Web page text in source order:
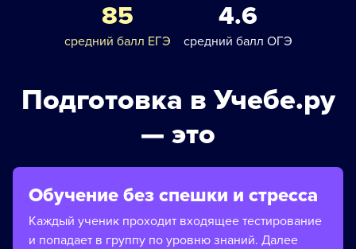
85
средний балл ЕГЭ
4.6
средний балл ОГЭ
Подготовка в Учебе.ру
— это
Обучение без спешки и стресса
Каждый ученик проходит входящее тестирование
и попадает в группу по уровню знаний. Далее